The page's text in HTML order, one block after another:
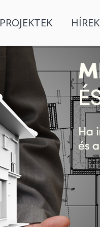
PROJEKTEK HÍREK